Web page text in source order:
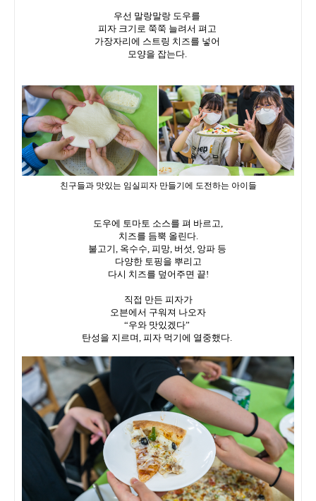
우선 말랑말랑 도우를
피자 크기로 쭉쭉 늘려서 펴고
가장자리에 스트링 치즈를 넣어
모양을 잡는다.
친구들과 맛있는 임실피자 만들기에 도전하는 아이들
도우에 토마토 소스를 펴 바르고,
치즈를 듬뿍 올린다.
불고기, 옥수수, 피망, 버섯, 앙파 등
다양한 토핑을 뿌리고
다시 치즈를 덮어주면 끝!
직접 만든 피자가
오븐에서 구워져 나오자
“우와 맛있겠다”
탄성을 지르며, 피자 먹기에 열중했다.